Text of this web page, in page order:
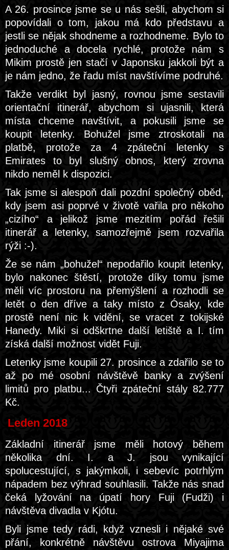
A 26. prosince jsme se u nás sešli, abychom si
popovídali o tom, jakou má kdo představu a
jestli se nějak shodneme a rozhodneme. Bylo to
jednoduché a docela rychlé, protože nám s
Mikim prostě jen stačí v Japonsku jakkoli být a
je nám jedno, že řadu míst navštívíme podruhé.
Takže verdikt byl jasný, rovnou jsme sestavili
orientační itinerář, abychom si ujasnili, která
místa chceme navštívit, a pokusili jsme se
koupit letenky. Bohužel jsme ztroskotali na
platbě, protože za 4 zpáteční letenky s
Emirates to byl slušný obnos, který zrovna
nikdo neměl k dispozici.
Tak jsme si alespoň dali pozdní společný oběd,
kdy jsem asi poprvé v životě vařila pro někoho
„cizího“ a jelikož jsme mezitím pořád řešili
itinerář a letenky, samozřejmě jsem rozvařila
rýži :-).
Že se nám „bohužel“ nepodařilo koupit letenky,
bylo nakonec štěstí, protože díky tomu jsme
měli víc prostoru na přemýšlení a rozhodli se
letět o den dříve a taky místo z Ósaky, kde
prostě není nic k vidění, se vracet z tokijské
Hanedy. Miki si odškrtne další letiště a I. tím
získá další možnost vidět Fuji.
Letenky jsme koupili 27. prosince a zdařilo se to
až po mé osobní návštěvě banky a zvýšení
limitů pro platbu... Čtyři zpáteční stály 82.777
Kč.
Leden 2018
Základní itinerář jsme měli hotový během
několika dní. I. a J. jsou vynikající
spolucestující, s jakýmkoli, i sebevíc potrhlým
nápadem bez výhrad souhlasili. Takže nás snad
čeká lyžování na úpatí hory Fuji (Fudži) i
návštěva divadla v Kjótu.
Byli jsme tedy rádi, když vznesli i nějaké své
přání, konkrétně návštěvu ostrova Miyajima